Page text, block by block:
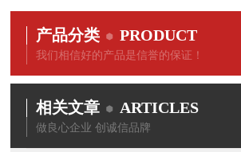
产品分类 PRODUCT
我们相信好的产品是信誉的保证！
相关文章 ARTICLES
做良心企业 创诚信品牌